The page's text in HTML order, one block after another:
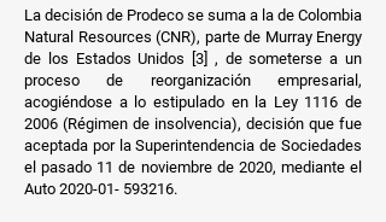
La decisión de Prodeco se suma a la de Colombia
Natural Resources (CNR), parte de Murray Energy
de los Estados Unidos [3] , de someterse a un
proceso de reorganización empresarial,
acogiéndose a lo estipulado en la Ley 1116 de
2006 (Régimen de insolvencia), decisión que fue
aceptada por la Superintendencia de Sociedades
el pasado 11 de noviembre de 2020, mediante el
Auto 2020-01- 593216.